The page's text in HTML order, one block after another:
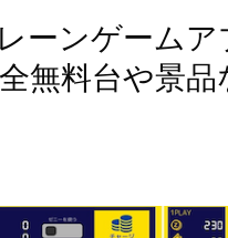
ーンゲーム
無料台や景